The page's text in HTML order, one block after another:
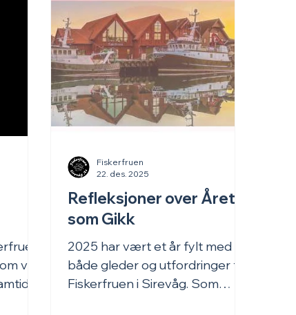
vil
Refleksjoner over Året
som Gikk
2025 har vært et år fylt med
både gleder og utfordringer for
Fiskerfruen i Sirevåg. Som
Fiskerfruen
22. des. 2025